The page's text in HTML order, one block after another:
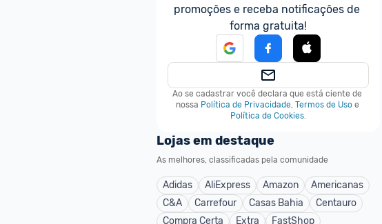
promoções e receba notificações de
forma gratuita!
Ao se cadastrar você declara que está ciente de
nossa Política de Privacidade, Termos de Uso e
Política de Cookies.
Lojas em destaque
As melhores, classificadas pela comunidade
Adidas AliExpress Amazon
Americanas
C&A
Carrefour Casas Bahia
Centauro
Compra Certa
Extra
FastShop